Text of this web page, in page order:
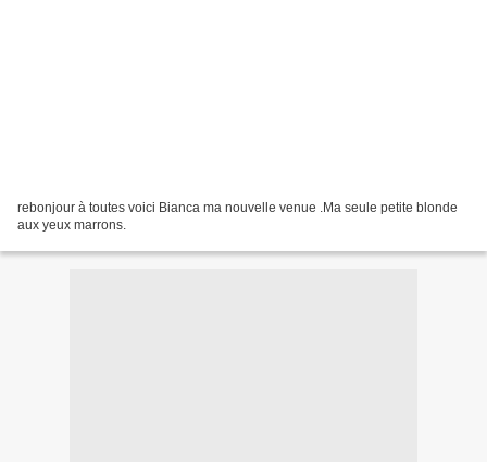
rebonjour à toutes voici Bianca ma nouvelle venue .Ma seule petite blonde
aux yeux marrons.